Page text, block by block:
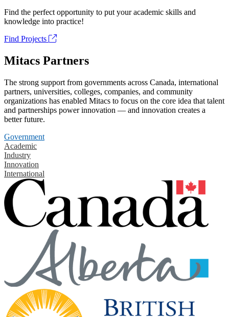
Find the perfect opportunity to put your academic skills and
knowledge into practice!
Find Projects
Mitacs Partners
The strong support from governments across Canada, international
partners, universities, colleges, companies, and community
organizations has enabled Mitacs to focus on the core idea that talent
and partnerships power innovation — and innovation creates a
better future.
Government
Academic
Industry
Innovation
International